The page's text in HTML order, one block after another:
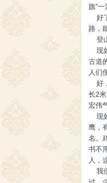
旗”
好
路，
登
现
古道
人们
好
长2
宏伟
现
鹰，
名。
书不
人，
我